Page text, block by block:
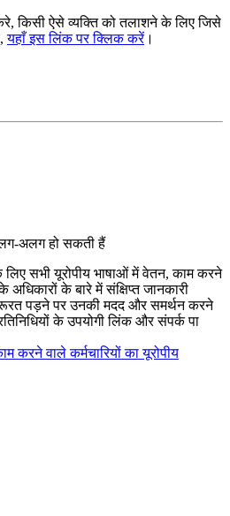
किसी ऐसे व्यक्ति को तलाशने के लिए जिसे
यहाँ इस लिंक पर क्लिक करें।
अलग हो सकती हैं
लिए सभी यूरोपीय भाषाओं में वेतन, काम करने
अधिकारों के बारे में संक्षिप्त जानकारी
पड़ने पर उनकी मदद और समर्थन करने
के उपयोगी लिंक और संपर्क पा